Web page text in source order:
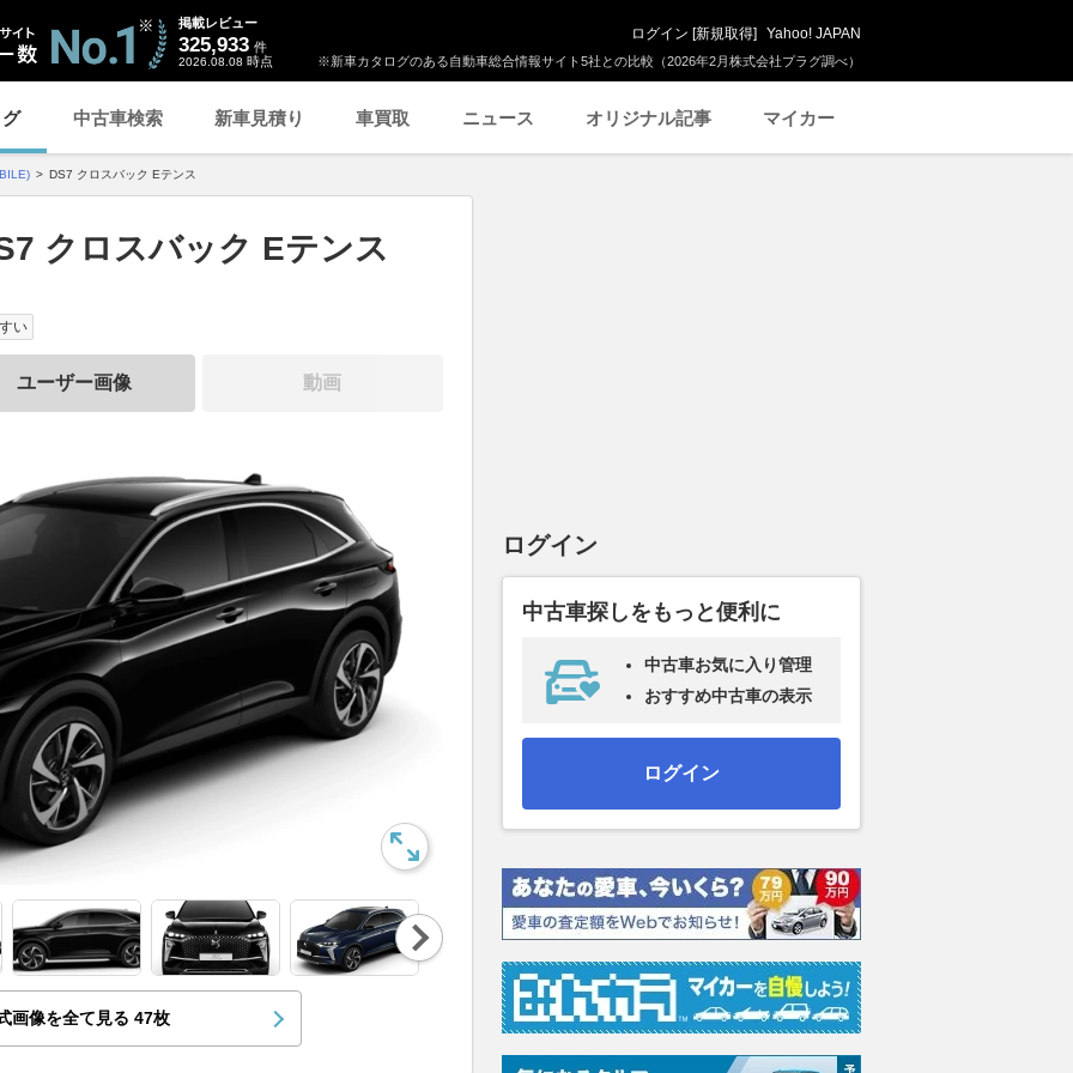
※新車カタログのある自動車総合情報サイト5社との比較（2026年2月株式会社プラグ調べ）
掲載レビュー
325,933 件
2026.08.08 時点
ログイン [新規取得] Yahoo! JAPAN
中古車検索 新車見積り 車買取 ニュース オリジナル記事 マイカー
DS7 クロスバック Eテンス
クロスバック Eテンス
い
ユーザー画像 動画
Nex
t
画像を全て見る 47枚
ログイン
中古車探しをもっと便利に
中古車お気に入り管理
おすすめ中古車の表示
ログイン